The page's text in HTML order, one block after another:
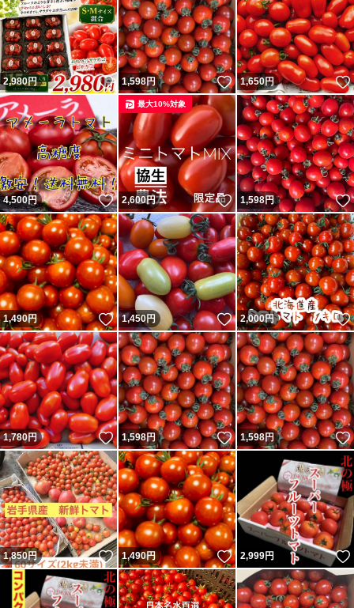
2,980円 いいね！
1,598円 いいね！
1,650円
4,500円 いいね！
2,600円 いいね！
最大10%対象
1,598円
1,490円 いいね！
1,450円 いいね！
2,000円
1,780円 いいね！
1,598円 いいね！
1,598円
1,850円 いいね！
1,490円 いいね！
2,999円